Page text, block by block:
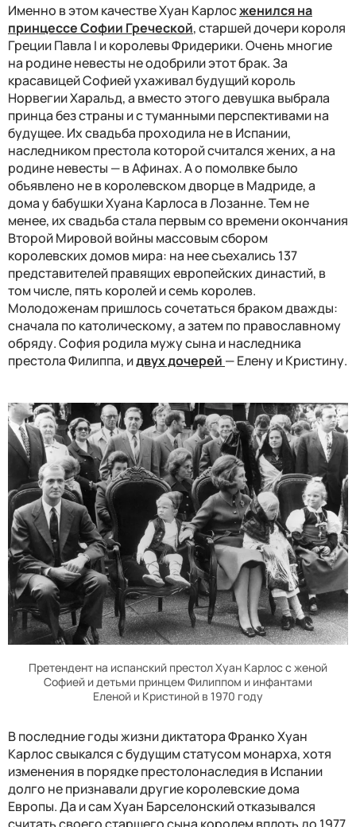
Именно в этом качестве Хуан Карлосженился на
принцессе Софии Греческой, старшей дочери короля
Греции Павла I и королевы Фридерики. Очень многие
на родине невесты не одобрили этот брак. За
красавицей Софией ухаживал будущий король
Норвегии Харальд, а вместо этого девушка выбрала
принца без страны и с туманными перспективами на
будущее. Их свадьба проходила не в Испании,
наследником престола которой считался жених, а на
родине невесты — в Афинах. А о помолвке было
объявлено не в королевском дворце в Мадриде, а
дома у бабушки Хуана Карлоса в Лозанне. Тем не
менее, их свадьба стала первым со времени окончания
Второй Мировой войны массовым сбором
королевских домов мира: на нее съехались 137
представителей правящих европейских династий, в
том числе, пять королей и семь королев.
Молодоженам пришлось сочетаться браком дважды:
сначала по католическому, а затем по православному
обряду. София родила мужу сына и наследника
престола Филиппа, идвух дочерей — Елену и Кристину.
Претендент на испанский престол Хуан Карлос с женой
Софией и детьми принцем Филиппом и инфантами
Еленой и Кристиной в 1970 году
В последние годы жизни диктатора Франко Хуан
Карлос свыкался с будущим статусом монарха, хотя
изменения в порядке престолонаследия в Испании
долго не признавали другие королевские дома
Европы. Да и сам Хуан Барселонский отказывался